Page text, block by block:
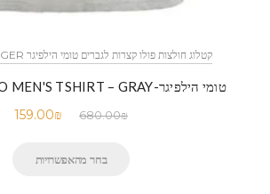
קטלוג חולצות פולו קצרות לגברים טומי הילפיגר TOMMY HILFIGER
טומי הילפיגר-TOMMY POLO MEN'S TSHIRT – GRAY
680.00₪
159.00₪
בחר מהאפשרויות